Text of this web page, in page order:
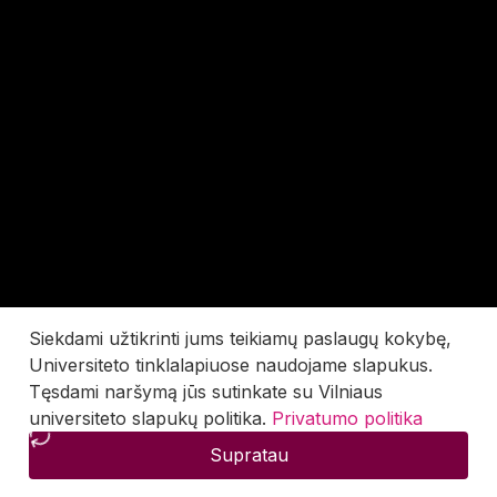
Siekdami užtikrinti jums teikiamų paslaugų kokybę,
Universiteto tinklalapiuose naudojame slapukus.
Tęsdami naršymą jūs sutinkate su Vilniaus
universiteto slapukų politika. Privatumo politika
Supratau